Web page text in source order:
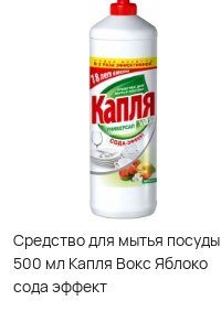
Средство для мытья посуды
500 мл Капля Вокс Яблоко
сода эффект